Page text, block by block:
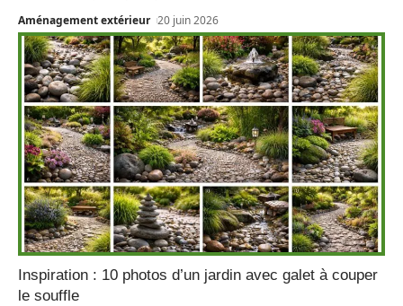
Aménagement extérieur 20 juin 2026
Inspiration : 10 photos d’un jardin avec galet à couper
le souffle